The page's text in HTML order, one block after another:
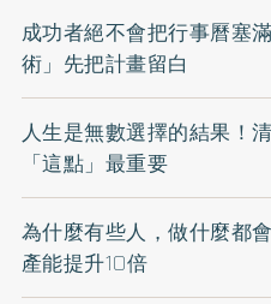
成功者絕不會把行事曆塞
術」先把計畫留白
人生是無數選擇的結果！
「這點」最重要
為什麼有些人，做什麼都
產能提升10倍